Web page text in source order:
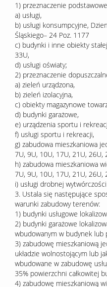
1) przeznaczenie
a) usługi,
b) usługi konsumpcyjne,
Śląskiego– 24 Poz. 1177
c) budynki i inne obiekty
33U,
d) usługi oświaty;
2) przeznaczenie
a) zieleń urządzona,
b) zieleń izolacyjna,
c) obiekty magazynowe
d) budynki garażowe,
e) urządzenia sportu i
f) usługi sportu i rekreacji,
g) zabudowa mieszkaniowa
7U, 9U, 10U, 17U, 21U, 26U,
h) zabudowa mieszkaniowa
7U, 9U, 10U, 17U, 21U, 26U,
i) usługi drobnej
3. Ustala się następujące
warunki zabudowy terenów:
1) budynki usługowe
2) budynki garażowe
wbudowanym w budynek lub
3) zabudowę mieszkaniową
układzie wolnostojącym lub
wbudowane w zabudowę
35% powierzchni całkowitej
4) zabudowę mieszkaniową